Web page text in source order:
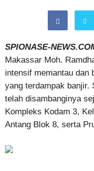
SPIONASE-
Makassar Moh.
intensif memantau dan
yang terdampak banjir.
telah disambanginya
Kompleks Kodam 3,
Antang Blok 8, serta